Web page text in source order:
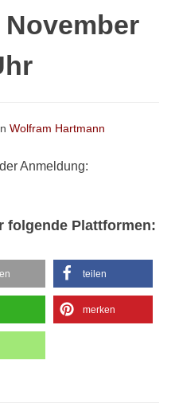
November
Wolfram Hartmann
Anmeldung:
folgende Plattformen:
teilen
merken